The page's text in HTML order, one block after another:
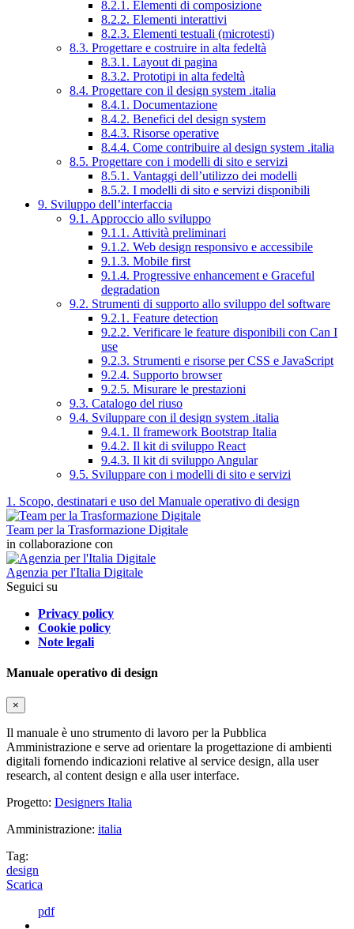
8.2.1. Elementi di composizione
8.2.2. Elementi interattivi
8.2.3. Elementi testuali (microtesti)
8.3. Progettare e costruire in alta fedeltà
8.3.1. Layout di pagina
8.3.2. Prototipi in alta fedeltà
8.4. Progettare con il design system .italia
8.4.1. Documentazione
8.4.2. Benefici del design system
8.4.3. Risorse operative
8.4.4. Come contribuire al design system .italia
8.5. Progettare con i modelli di sito e servizi
8.5.1. Vantaggi dell’utilizzo dei modelli
8.5.2. I modelli di sito e servizi disponibili
9. Sviluppo dell’interfaccia
9.1. Approccio allo sviluppo
9.1.1. Attività preliminari
9.1.2. Web design responsivo e accessibile
9.1.3. Mobile first
9.1.4. Progressive enhancement e Graceful
degradation
9.2. Strumenti di supporto allo sviluppo del software
9.2.1. Feature detection
9.2.2. Verificare le feature disponibili con Can I
use
9.2.3. Strumenti e risorse per CSS e JavaScript
9.2.4. Supporto browser
9.2.5. Misurare le prestazioni
9.3. Catalogo del riuso
9.4. Sviluppare con il design system .italia
9.4.1. Il framework Bootstrap Italia
9.4.2. Il kit di sviluppo React
9.4.3. Il kit di sviluppo Angular
9.5. Sviluppare con i modelli di sito e servizi
1. Scopo, destinatari e uso del Manuale operativo di design
Team per la Trasformazione Digitale
in collaborazione con
Agenzia per l'Italia Digitale
Seguici su
Privacy policy
Cookie policy
Note legali
Manuale operativo di design
×
Il manuale è uno strumento di lavoro per la Pubblica
Amministrazione e serve ad orientare la progettazione di ambienti
digitali fornendo indicazioni relative al service design, alla user
research, al content design e alla user interface.
Progetto: Designers Italia
Amministrazione: italia
Tag:
design
Scarica
pdf